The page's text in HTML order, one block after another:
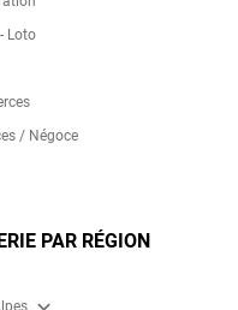
Loto
/ Négoce
PAR RÉGION